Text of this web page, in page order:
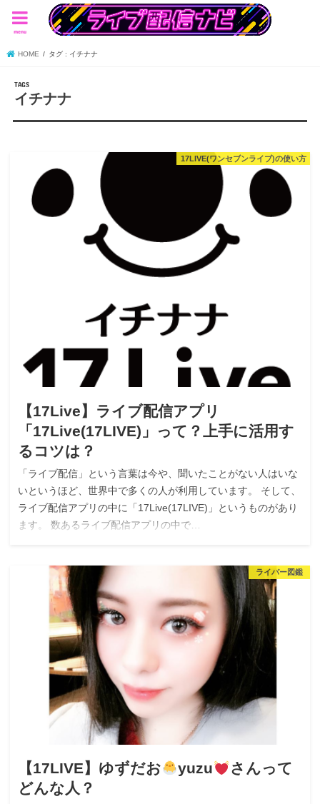
menu
HOME タグ : イチナナ
イチナナ
17LIVE(ワンセブンライブ)の使い方
【17Live】ライブ配信アプリ
「17Live(17LIVE)」って？上手に活用す
るコツは？
「ライブ配信」という言葉は今や、聞いたことがない人はいな
いというほど、世界中で多くの人が利用しています。 そして、
ライブ配信アプリの中に「17Live(17LIVE)」というものがあり
ます。 数あるライブ配信アプリの中で…
ライバー図鑑
【17LIVE】ゆずだお yuzu
さんって
どんな人？